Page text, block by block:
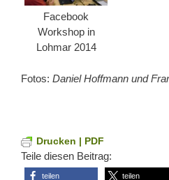
Facebook
Workshop in
Lohmar 2014
Fotos: Daniel Hoffmann und
Drucken | PDF
Teile diesen Beitrag:
teilen teilen